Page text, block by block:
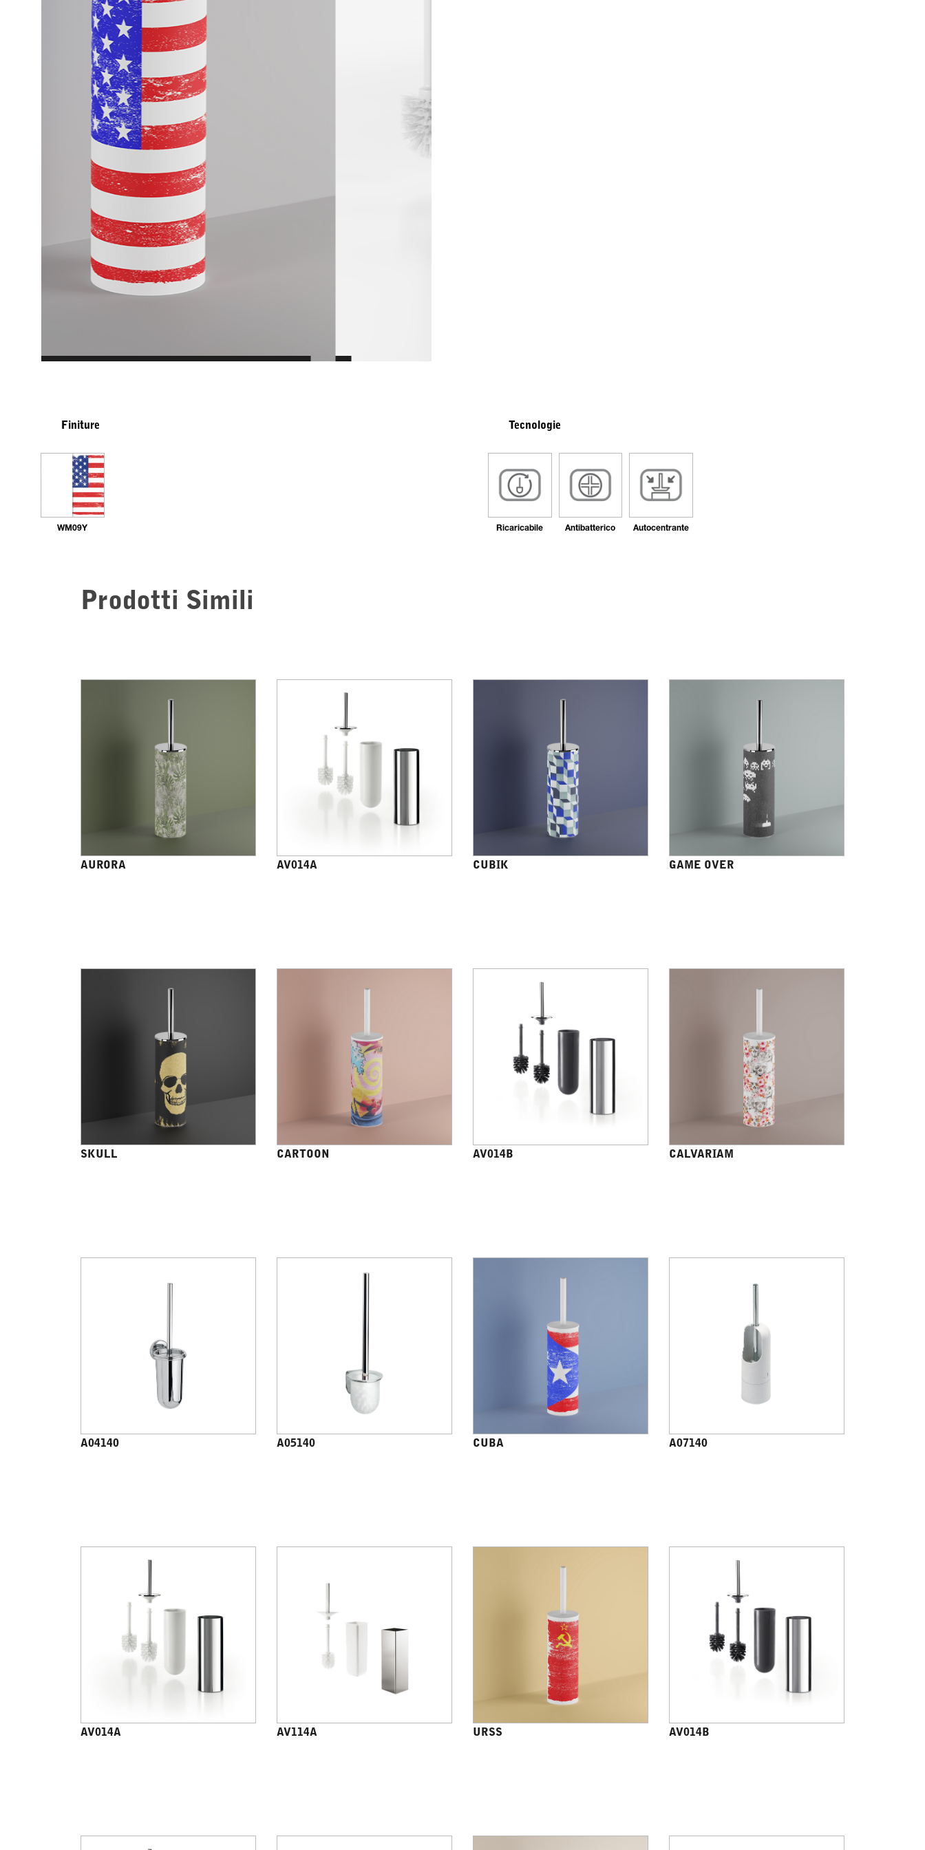
Finiture
WM09Y
Tecnologie
Ricaricabile Antibatterico Autocentrante
Prodotti Simili
AURORA AV014A CUBIK GAME OVER
SKULL CARTOON AV014B CALVARIAM
A04140 A05140 CUBA A07140
AV014A AV114A URSS AV014B